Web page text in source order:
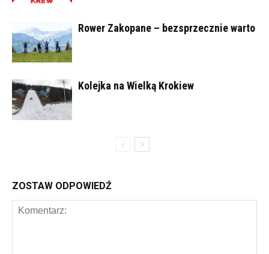
Rower Zakopane – bezsprzecznie warto
Kolejka na Wielką Krokiew
ZOSTAW ODPOWIEDŹ